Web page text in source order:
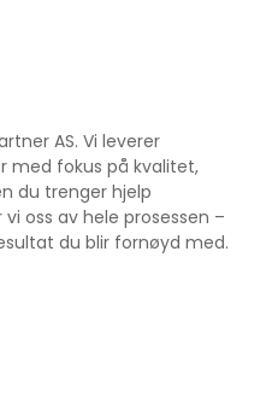
AS. Vi leverer
med fokus på kvalitet,
du trenger hjelp
oss av hele prosessen –
du blir fornøyd med.